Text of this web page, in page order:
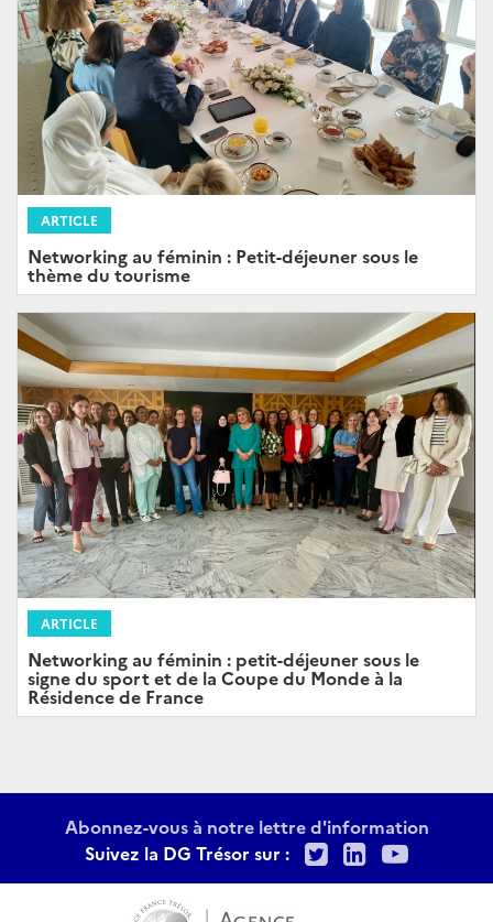
ARTICLE
Networking au féminin : Petit-déjeuner sous le
thème du tourisme
ARTICLE
Networking au féminin : petit-déjeuner sous le
signe du sport et de la Coupe du Monde à la
Résidence de France
Abonnez-vous à notre lettre d'information
Suivez la DG Trésor sur :
TwitterLinkedIn